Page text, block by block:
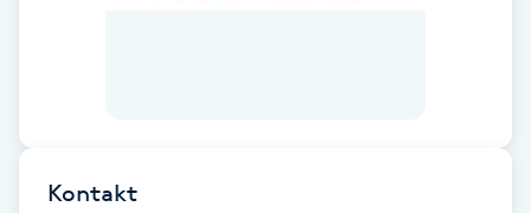
Faceliftmassage
Kontakt